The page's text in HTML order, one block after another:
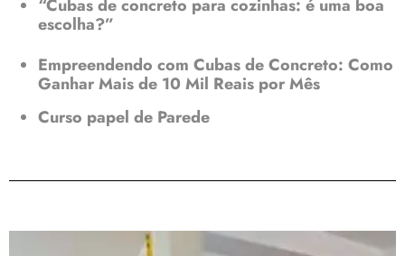
“Cubas de concreto para cozinhas: é uma boa
escolha?”
Empreendendo com Cubas de Concreto: Como
Ganhar Mais de 10 Mil Reais por Mês
Curso papel de Parede